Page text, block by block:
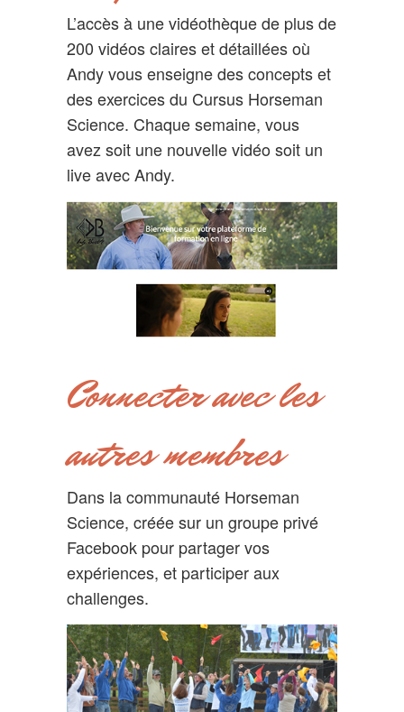
L’accès à une vidéothèque de plus de
200 vidéos claires et détaillées où
Andy vous enseigne des concepts et
des exercices du Cursus Horseman
Science. Chaque semaine, vous
avez soit une nouvelle vidéo soit un
live avec Andy.
Connecter avec les
autres membres
Dans la communauté Horseman
Science, créée sur un groupe privé
Facebook pour partager vos
expériences, et participer aux
challenges.